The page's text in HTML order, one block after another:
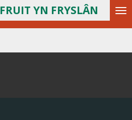
FRUIT YN FRYSLÂN